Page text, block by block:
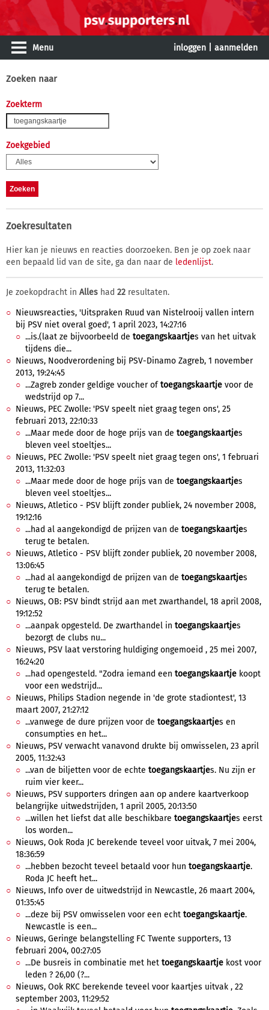
Menu inloggen aanmelden
Zoeken naar
Zoekterm
Zoekgebied
Zoekresultaten
Hier kan je nieuws en reacties doorzoeken. Ben je op zoek naar
een bepaald lid van de site, ga dan naar de ledenlijst.
Je zoekopdracht in Alles had 22 resultaten.
Nieuwsreacties, 'Uitspraken Ruud van Nistelrooij vallen intern
bij PSV niet overal goed', 1 april 2023, 14:27:16
...is.(laat ze bijvoorbeeld de toegangskaartjes van het uitvak
tijdens die...
Nieuws, Noodverordening bij PSV-Dinamo Zagreb, 1 november
2013, 19:24:45
...Zagreb zonder geldige voucher oftoegangskaartje voor de
wedstrijd op 7...
Nieuws, PEC Zwolle: 'PSV speelt niet graag tegen ons', 25
februari 2013, 22:10:33
...Maar mede door de hoge prijs van de toegangskaartjes
bleven veel stoeltjes...
Nieuws, PEC Zwolle: 'PSV speelt niet graag tegen ons', 1 februari
2013, 11:32:03
...Maar mede door de hoge prijs van de toegangskaartjes
bleven veel stoeltjes...
Nieuws, Atletico - PSV blijft zonder publiek, 24 november 2008,
19:12:16
...had al aangekondigd de prijzen van de toegangskaartjes
terug te betalen.
Nieuws, Atletico - PSV blijft zonder publiek, 20 november 2008,
13:06:45
...had al aangekondigd de prijzen van de toegangskaartjes
terug te betalen.
Nieuws, OB: PSV bindt strijd aan met zwarthandel, 18 april 2008,
19:12:52
...aanpak opgesteld. De zwarthandel in toegangskaartjes
bezorgt de clubs nu...
Nieuws, PSV laat verstoring huldiging ongemoeid , 25 mei 2007,
16:24:20
...had opengesteld. "Zodra iemand een toegangskaartje koopt
voor een wedstrijd...
Nieuws, Philips Stadion negende in 'de grote stadiontest', 13
maart 2007, 21:27:12
...vanwege de dure prijzen voor de toegangskaartjes en
consumpties en het...
Nieuws, PSV verwacht vanavond drukte bij omwisselen, 23 april
2005, 11:32:43
...van de biljetten voor de echte toegangskaartjes. Nu zijn er
ruim vier keer...
Nieuws, PSV supporters dringen aan op andere kaartverkoop
belangrijke uitwedstrijden, 1 april 2005, 20:13:50
...willen het liefst dat alle beschikbare toegangskaartjes eerst
los worden...
Nieuws, Ook Roda JC berekende teveel voor uitvak, 7 mei 2004,
18:36:59
...hebben bezocht teveel betaald voor hun toegangskaartje.
Roda JC heeft het...
Nieuws, Info over de uitwedstrijd in Newcastle, 26 maart 2004,
01:35:45
...deze bij PSV omwisselen voor een echt toegangskaartje.
Newcastle is een...
Nieuws, Geringe belangstelling FC Twente supporters, 13
februari 2004, 00:27:05
...De busreis in combinatie met het toegangskaartje kost voor
leden ? 26,00 (?...
Nieuws, Ook RKC berekende teveel voor kaartjes uitvak , 22
september 2003, 11:29:52